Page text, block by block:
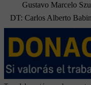
Gustavo Marcelo
DT: Carlos Alberto